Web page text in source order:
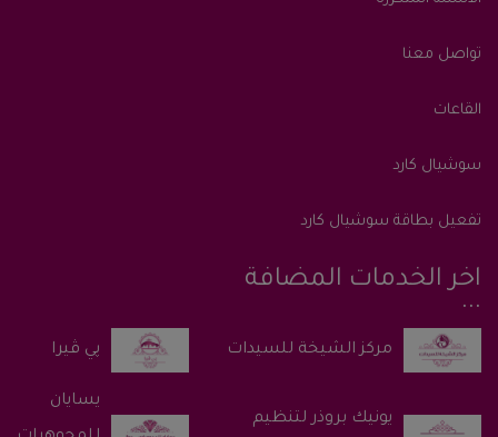
تواصل معنا
القاعات
سوشيال كارد
تفعيل بطاقة سوشيال كارد
اخر الخدمات المضافة
پي ڤيرا
يونيك بروذر لتنظيم
يسايان